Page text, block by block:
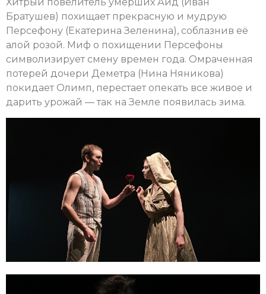
Братушев) похищает прекрасную и мудрую
Персефону (Екатерина Зеленина), соблазнив её
алой розой. Миф о похищении Персефоны
символизирует смену времен года. Омраченная
потерей дочери Деметра (Нина Няникова)
покидает Олимп, перестает опекать все живое и
дарить урожай — так на Земле появилась зима.